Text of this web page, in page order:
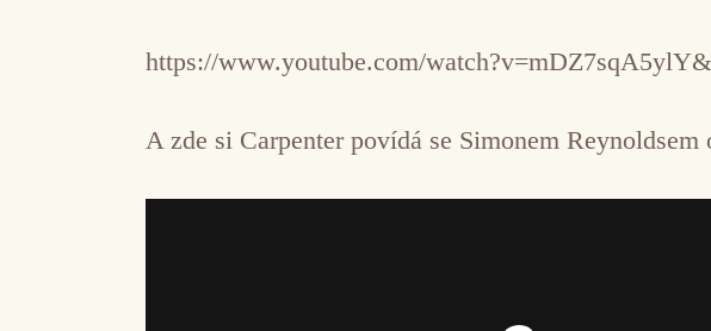
https://www.youtube.com/
A zde si Carpenter povídá se Simonem Reynoldsem